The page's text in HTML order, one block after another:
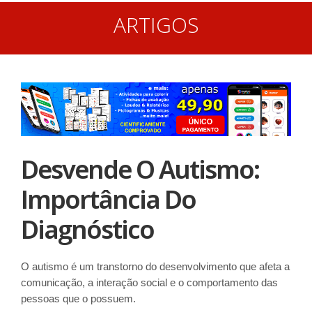
ARTIGOS
Desvende O Autismo:
Importância Do
Diagnóstico
O autismo é um transtorno do desenvolvimento que afeta a
comunicação, a interação social e o comportamento das
pessoas que o possuem.